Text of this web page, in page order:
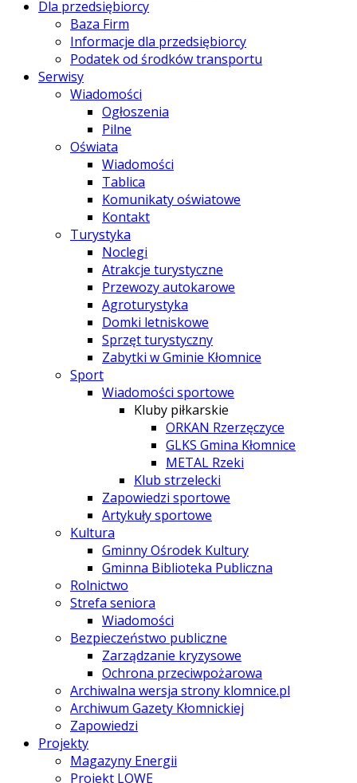
Dla przedsiębiorcy
Baza Firm
Informacje dla przedsiębiorcy
Podatek od środków transportu
Serwisy
Wiadomości
Ogłoszenia
Pilne
Oświata
Wiadomości
Tablica
Komunikaty oświatowe
Kontakt
Turystyka
Noclegi
Atrakcje turystyczne
Przewozy autokarowe
Agroturystyka
Domki letniskowe
Sprzęt turystyczny
Zabytki w Gminie Kłomnice
Sport
Wiadomości sportowe
Kluby piłkarskie
ORKAN Rzerzęczyce
GLKS Gmina Kłomnice
METAL Rzeki
Klub strzelecki
Zapowiedzi sportowe
Artykuły sportowe
Kultura
Gminny Ośrodek Kultury
Gminna Biblioteka Publiczna
Rolnictwo
Strefa seniora
Wiadomości
Bezpieczeństwo publiczne
Zarządzanie kryzysowe
Ochrona przeciwpożarowa
Archiwalna wersja strony klomnice.pl
Archiwum Gazety Kłomnickiej
Zapowiedzi
Projekty
Magazyny Energii
Projekt LOWE